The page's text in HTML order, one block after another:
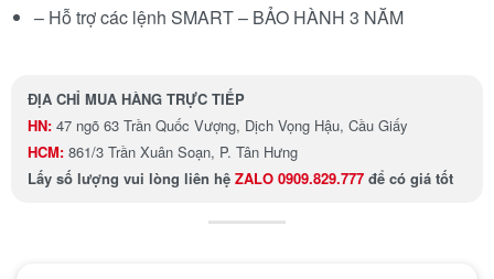
– Hỗ trợ các lệnh SMART – BẢO HÀNH 3 NĂM
ĐỊA CHỈ MUA HÀNG TRỰC TIẾP
HN:47 ngõ 63 Trần Quốc Vượng, Dịch Vọng Hậu, Cầu Giấy
HCM: 861/3 Trần Xuân Soạn, P. Tân Hưng
Lấy số lượng vui lòng liên hệ ZALO 0909.829.777để có giá tốt